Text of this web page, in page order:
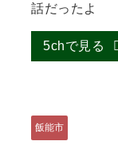
話だったよ
5chで見る
飯能市